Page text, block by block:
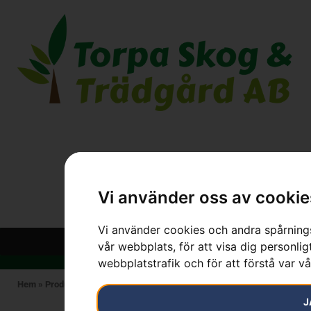
Vi använder oss av
Vi använder cookies och andra
vår webbplats, för att visa dig
webbplatstrafik och för att förstå var
Hem » Produkter HUSQVARNA»HUSQVARNA 545 Mark II